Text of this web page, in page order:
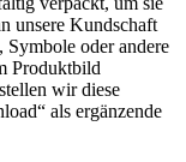
unsere Kundschaft
oder andere
Produktbild
wir diese
als ergänzende